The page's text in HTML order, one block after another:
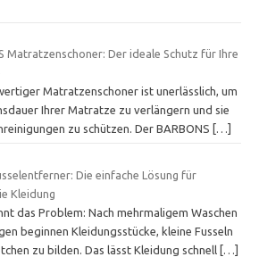
Matratzenschoner: Der ideale Schutz für Ihre
Matratzenschoner ist unerlässlich, um
Ihrer Matratze zu verlängern und sie
zu schützen. Der BARBONS
[…]
Die einfache Lösung für
Kleidung
das Problem: Nach mehrmaligem Waschen
beginnen Kleidungsstücke, kleine Fusseln
zu bilden. Das lässt Kleidung schnell […]